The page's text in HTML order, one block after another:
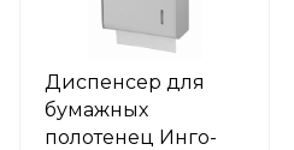
Диспенсер для
бумажных
полотенец Инго-